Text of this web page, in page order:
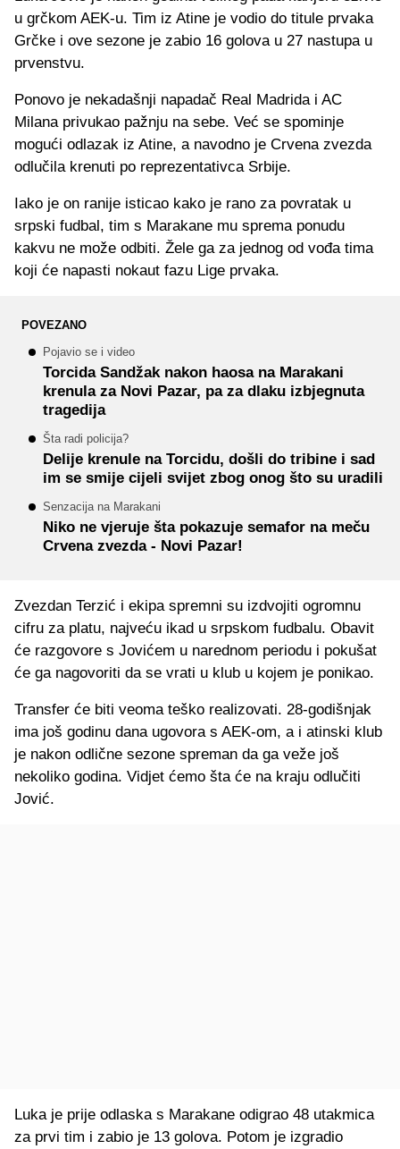
u grčkom AEK-u. Tim iz Atine je vodio do titule prvaka
Grčke i ove sezone je zabio 16 golova u 27 nastupa u
prvenstvu.
Ponovo je nekadašnji napadač Real Madrida i AC
Milana privukao pažnju na sebe. Već se spominje
mogući odlazak iz Atine, a navodno je Crvena zvezda
odlučila krenuti po reprezentativca Srbije.
Iako je on ranije isticao kako je rano za povratak u
srpski fudbal, tim s Marakane mu sprema ponudu
kakvu ne može odbiti. Žele ga za jednog od vođa tima
koji će napasti nokaut fazu Lige prvaka.
POVEZANO
Pojavio se i video
Torcida Sandžak nakon haosa na Marakani
krenula za Novi Pazar, pa za dlaku izbjegnuta
tragedija
Šta radi policija?
Delije krenule na Torcidu, došli do tribine i sad
im se smije cijeli svijet zbog onog što su uradili
Senzacija na Marakani
Niko ne vjeruje šta pokazuje semafor na meču
Crvena zvezda - Novi Pazar!
Zvezdan Terzić i ekipa spremni su izdvojiti ogromnu
cifru za platu, najveću ikad u srpskom fudbalu. Obavit
će razgovore s Jovićem u narednom periodu i pokušat
će ga nagovoriti da se vrati u klub u kojem je ponikao.
Transfer će biti veoma teško realizovati. 28-godišnjak
ima još godinu dana ugovora s AEK-om, a i atinski klub
je nakon odlične sezone spreman da ga veže još
nekoliko godina. Vidjet ćemo šta će na kraju odlučiti
Jović.
Luka je prije odlaska s Marakane odigrao 48 utakmica
za prvi tim i zabio je 13 golova. Potom je izgradio